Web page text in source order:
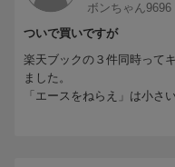
ボンちゃん9696
ついで買いですが
楽天ブックの３件同時って
ました。
「エースをねらえ」は小さ
主人公の岡ひろみ、ドジで